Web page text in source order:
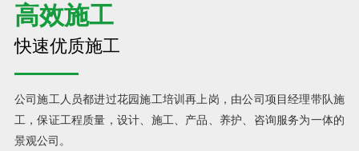
高效施工
快速优质施工
公司施工人员都进过花园施工培训再上岗，由公司项目经理带队施
工，保证工程质量，设计、施工、产品、养护、咨询服务为一体的
景观公司。